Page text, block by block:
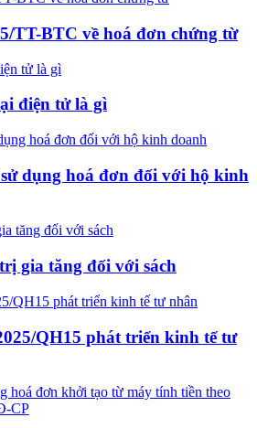
TT-BTC về hoá đơn chứng từ
điện tử là gì
dụng hoá đơn đối với hộ kinh
gia tăng đối với sách
QH15 phát triển kinh tế tư